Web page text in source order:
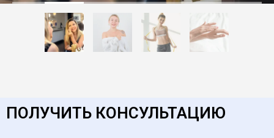
ПОЛУЧИТЬ КОНСУЛЬТАЦИЮ